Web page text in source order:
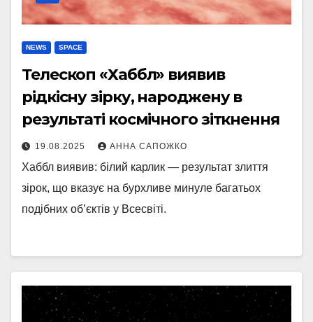
NEWS SPACE
Телескоп «Хаббл» виявив
рідкісну зірку, народжену в
результаті космічного зіткнення
19.08.2025 АННА САПОЖКО
Хаббл виявив: білий карлик — результат злиття
зірок, що вказує на бурхливе минуле багатьох
подібних об’єктів у Всесвіті.